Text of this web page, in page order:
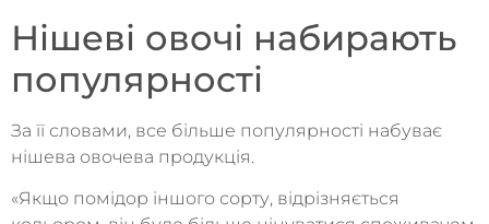
Нішеві овочі набирають
популярності
За її словами, все більше популярності набуває
нішева овочева продукція.
«Якщо помідор іншого сорту, відрізняється